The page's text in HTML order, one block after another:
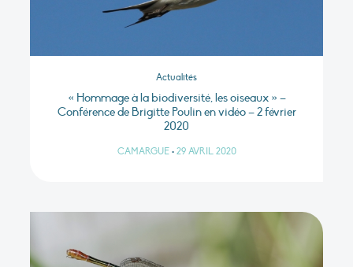
Actualités
« Hommage à la biodiversité, les oiseaux » –
Conférence de Brigitte Poulin en vidéo – 2 février
2020
CAMARGUE • 29 AVRIL 2020